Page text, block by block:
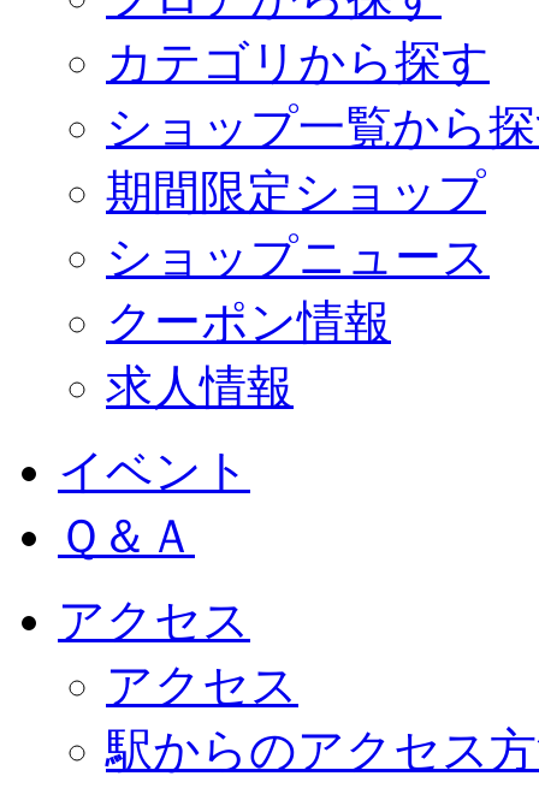
カテゴリから探す
ショップ一覧から
期間限定ショップ
ショップニュース
クーポン情報
求人情報
イベント
Ｑ＆Ａ
アクセス
アクセス
駅からのアクセス